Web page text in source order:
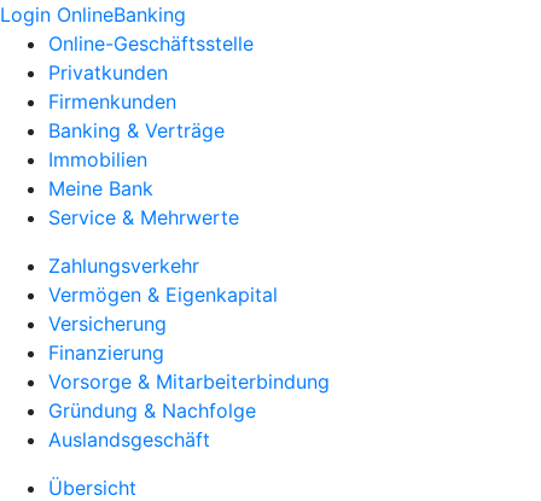
Login OnlineBanking
Online-Geschäftsstelle
Privatkunden
Firmenkunden
Banking & Verträge
Immobilien
Meine Bank
Service & Mehrwerte
Zahlungsverkehr
Vermögen & Eigenkapital
Versicherung
Finanzierung
Vorsorge & Mitarbeiterbindung
Gründung & Nachfolge
Auslandsgeschäft
Übersicht